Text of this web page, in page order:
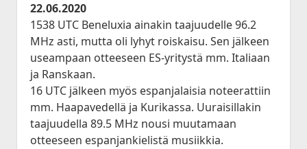
menu
Kesä 2017
Kesä 2016
Kesä 2014
Kesä 2014 Pohjois-Suomi
dropdown
menu
Körner 19.3 by Ismo Kauppi
Historia
Kesällä Korkeilla Laineilla
Tilastot
open
dropdown
menu
JVA DX-Sivu: LA 2017-2020
JVA DX-sivu: NA Etelä
Lokit
open
menu
Vadelmakuja FM (last 365 days)
Bandscan Jyväskylä 2006-2025
Bandscan Heikkilänperä (JJH)
Kilpailut
open
dropdown
menu
Radioaktiivisten Liiga
QSL-Kilpailu 2021
Foorumi
Ota Yhteyttä
22.06.2020
1538 UTC Beneluxia ainakin taajuudelle 96.2
MHz asti, mutta oli lyhyt roiskaisu. Sen jälkeen
useampaan otteeseen ES-yritystä mm. Italiaan
ja Ranskaan.
16 UTC jälkeen myös espanjalaisia noteerattiin
mm. Haapavedellä ja Kurikassa. Uuraisillakin
taajuudella 89.5 MHz nousi muutamaan
otteeseen espanjankielistä musiikkia.